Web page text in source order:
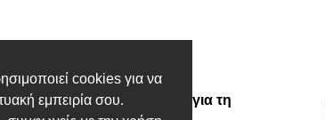
cookies για να
εμπειρία σου.
άρθρο
άξονες παρεμβάσεων για τη